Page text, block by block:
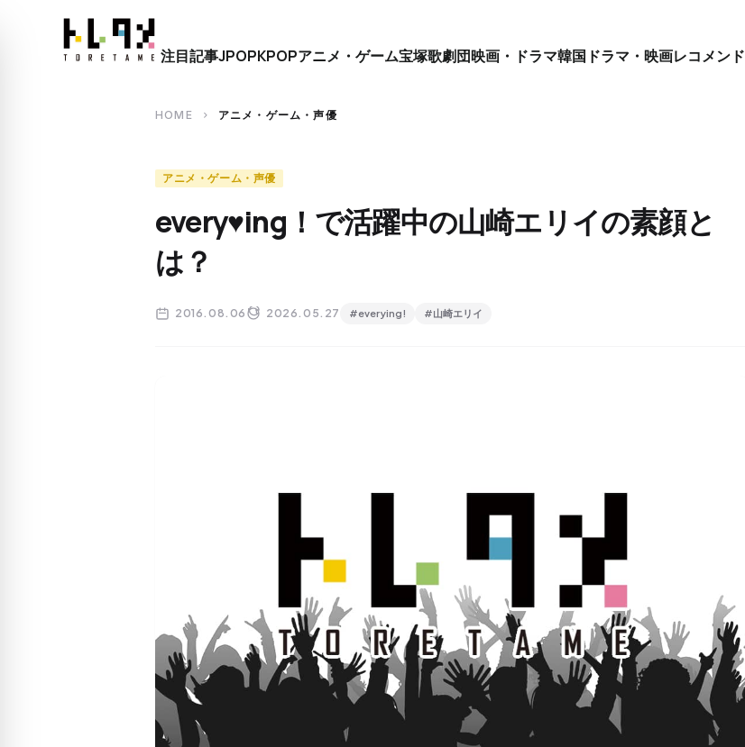
close
注目記事JPOPKPOPアニメ・ゲーム宝塚歌劇団映画・ドラマ韓国ドラマ・映画レコメンド
HOME chevron_right アニメ・ゲーム・声優
アニメ・ゲーム・声優
every♥ing！で活躍中の山崎エリイの素顔と
は？
2016.08.06 2026.05.27 #everying! #山崎エリイ